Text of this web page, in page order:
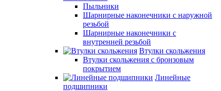
Пыльники
Шарнирные наконечники с наружной
резьбой
Шарнирные наконечники с
внутренней резьбой
Втулки скольжения
Втулки скольжения с бронзовым
покрытием
Линейные
подшипники